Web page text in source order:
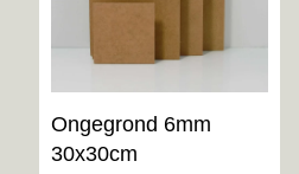
Ongegrond 6mm
30x30cm